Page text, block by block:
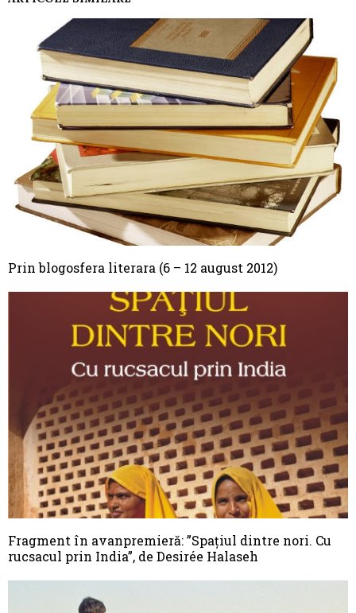
Prin blogosfera literara (6 – 12 august 2012)
Fragment în avanpremieră: ”Spaţiul dintre nori. Cu
rucsacul prin India”, de Desirée Halaseh